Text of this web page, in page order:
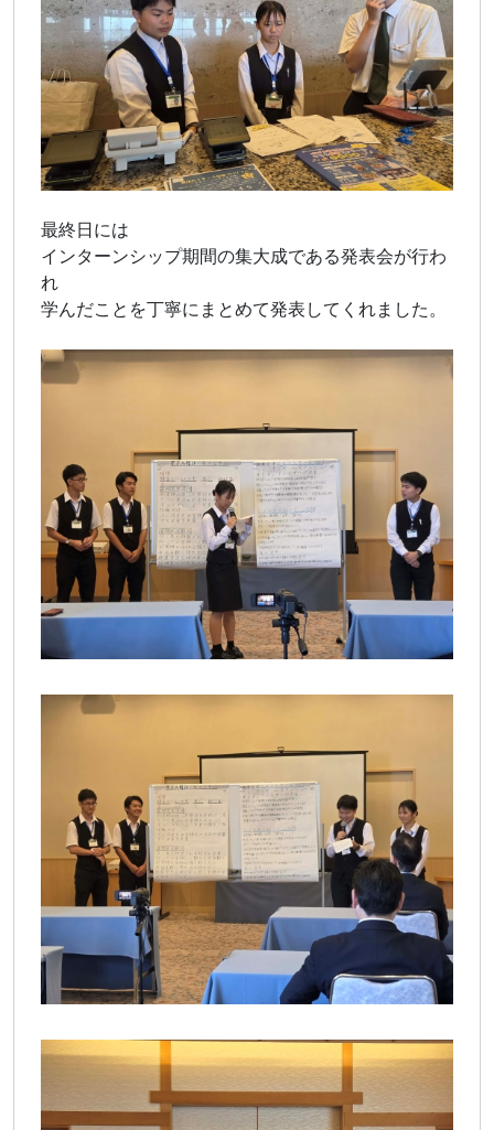
最終日には
インターンシップ期間の集大成である発表会が行わ
れ
学んだことを丁寧にまとめて発表してくれました。